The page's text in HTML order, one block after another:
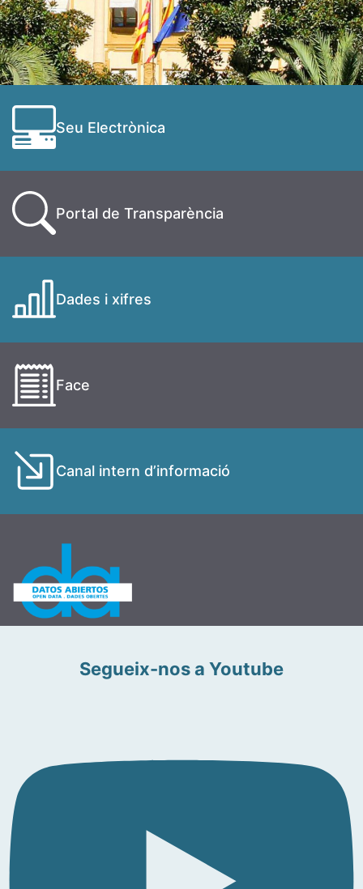
Seu Electrònica
Portal de Transparència
Dades i xifres
Face
Canal intern d’informació
Segueix-nos a Youtube